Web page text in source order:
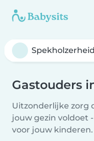
Gastouders
Uitzonderlijke zorg
jouw gezin voldoet
voor jouw kinderen.